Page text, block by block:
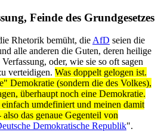
Feinde des Grundgesetzes
Rhetorik bemüht, die AfD seien die
alle anderen die Guten, deren heilige
oder, wie sie so oft sagen
verteidigen. Was doppelt gelogen ist.
Demokratie (sondern die des Volkes),
überhaupt noch eine Demokratie.
umdefiniert und meinen damit
also das genaue Gegenteil von
Demokratische Republik".